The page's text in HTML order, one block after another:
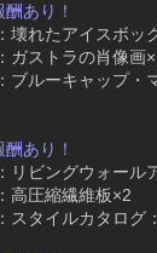
あり！
アイスボック
トラの肖像画
キャップ・マ
あり！
グウォールア
縮繊維板×2
ルカタログ：